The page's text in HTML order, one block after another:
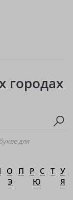
городах
для
О П Р С Т У
Э Ю Я